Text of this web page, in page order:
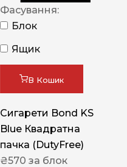
Фасування:
Блок
Ящик
В Кошик
Сигарети Bond KS
Blue Квадратна
пачка (DutyFree)
₴570 за блок